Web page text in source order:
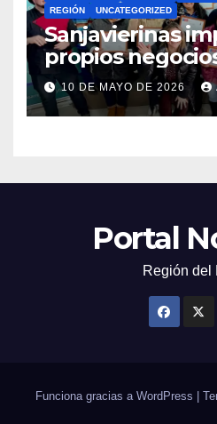
REGIÓN
UNCATEGORIZED
Sanjavierinas
propios
capacitarse junto
10 DE MAYO DE 2026
Portal
Región del
Funciona gracias a WordPress